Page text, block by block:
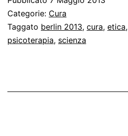
Categorie: Cura
Taggato berlin 2013, cura, etica,
psicoterapia, scienza